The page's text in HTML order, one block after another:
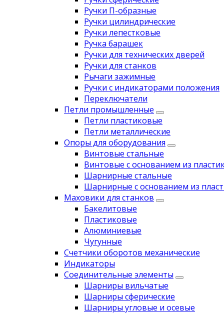
Ручки П-образные
Ручки цилиндрические
Ручки лепестковые
Ручка барашек
Ручки для технических дверей
Ручки для станков
Рычаги зажимные
Ручки с индикаторами положения
Переключатели
Петли промышленные
Петли пластиковые
Петли металлические
Опоры для оборудования
Винтовые стальные
Винтовые с основанием из
Шарнирные стальные
Шарнирные с основанием из
Маховики для станков
Бакелитовые
Пластиковые
Алюминиевые
Чугунные
Счетчики оборотов механические
Индикаторы
Соединительные элементы
Шарниры вильчатые
Шарниры сферические
Шарниры угловые и осевые